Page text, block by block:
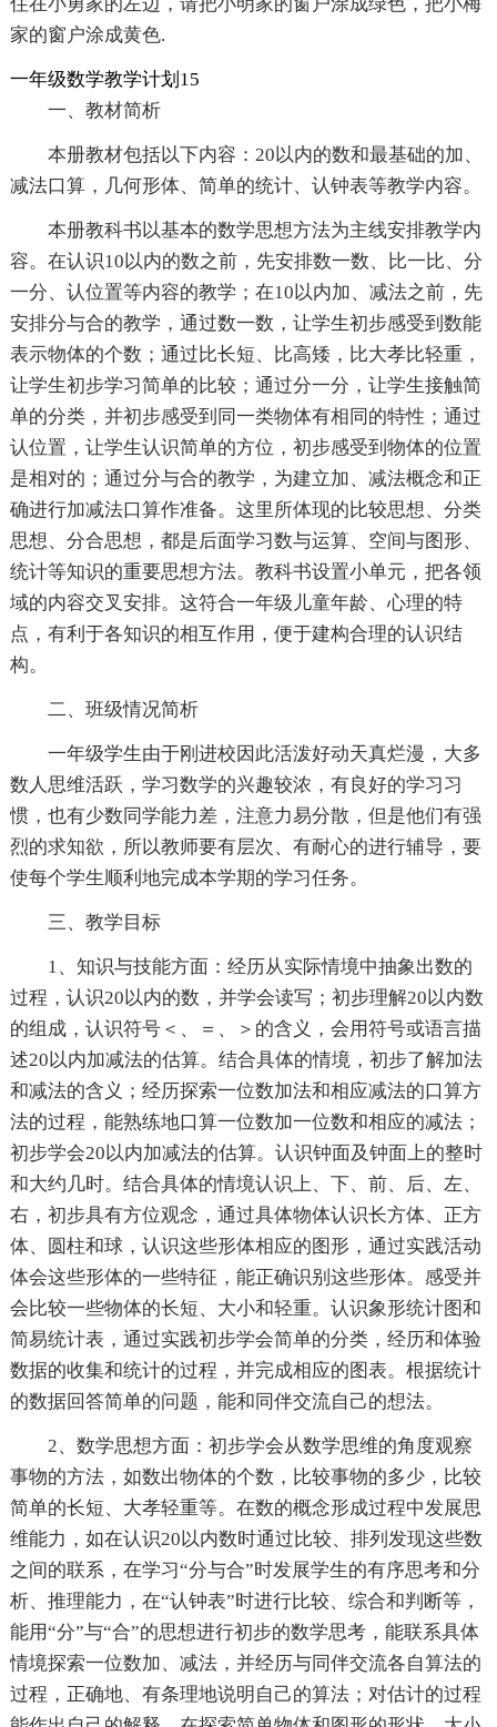
住在小勇家的左边，请把小明家的窗户涂成绿色，把小梅
家的窗户涂成黄色.
一年级数学教学计划15
一、教材简析
本册教材包括以下内容：20以内的数和最基础的加、
减法口算，几何形体、简单的统计、认钟表等教学内容。
本册教科书以基本的数学思想方法为主线安排教学内
容。在认识10以内的数之前，先安排数一数、比一比、分
一分、认位置等内容的教学；在10以内加、减法之前，先
安排分与合的教学，通过数一数，让学生初步感受到数能
表示物体的个数；通过比长短、比高矮，比大孝比轻重，
让学生初步学习简单的比较；通过分一分，让学生接触简
单的分类，并初步感受到同一类物体有相同的特性；通过
认位置，让学生认识简单的方位，初步感受到物体的位置
是相对的；通过分与合的教学，为建立加、减法概念和正
确进行加减法口算作准备。这里所体现的比较思想、分类
思想、分合思想，都是后面学习数与运算、空间与图形、
统计等知识的重要思想方法。教科书设置小单元，把各领
域的内容交叉安排。这符合一年级儿童年龄、心理的特
点，有利于各知识的相互作用，便于建构合理的认识结
构。
二、班级情况简析
一年级学生由于刚进校因此活泼好动天真烂漫，大多
数人思维活跃，学习数学的兴趣较浓，有良好的学习习
惯，也有少数同学能力差，注意力易分散，但是他们有强
烈的求知欲，所以教师要有层次、有耐心的进行辅导，要
使每个学生顺利地完成本学期的学习任务。
三、教学目标
1、知识与技能方面：经历从实际情境中抽象出数的
过程，认识20以内的数，并学会读写；初步理解20以内数
的组成，认识符号＜、＝、＞的含义，会用符号或语言描
述20以内加减法的估算。结合具体的情境，初步了解加法
和减法的含义；经历探索一位数加法和相应减法的口算方
法的过程，能熟练地口算一位数加一位数和相应的减法；
初步学会20以内加减法的估算。认识钟面及钟面上的整时
和大约几时。结合具体的情境认识上、下、前、后、左、
右，初步具有方位观念，通过具体物体认识长方体、正方
体、圆柱和球，认识这些形体相应的图形，通过实践活动
体会这些形体的一些特征，能正确识别这些形体。感受并
会比较一些物体的长短、大小和轻重。认识象形统计图和
简易统计表，通过实践初步学会简单的分类，经历和体验
数据的收集和统计的过程，并完成相应的图表。根据统计
的数据回答简单的问题，能和同伴交流自己的想法。
2、数学思想方面：初步学会从数学思维的角度观察
事物的方法，如数出物体的个数，比较事物的多少，比较
简单的长短、大孝轻重等。在数的概念形成过程中发展思
维能力，如在认识20以内数时通过比较、排列发现这些数
之间的联系，在学习“分与合”时发展学生的有序思考和分
析、推理能力，在“认钟表”时进行比较、综合和判断等，
能用“分”与“合”的思想进行初步的数学思考，能联系具体
情境探索一位数加、减法，并经历与同伴交流各自算法的
过程，正确地、有条理地说明自己的算法；对估计的过程